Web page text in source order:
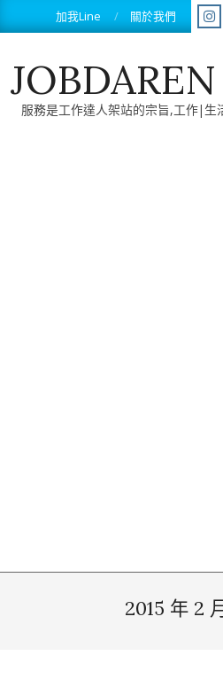
to
加我Line 關於我們
服務是工作達人架站的宗旨,工作|
2015 年 2